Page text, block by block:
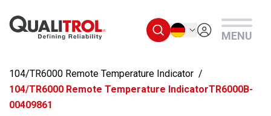
Deutsch
MENU
104/TR6000 Remote Temperature Indicator
104/TR6000 Remote Temperature IndicatorTR6000B-
00409861